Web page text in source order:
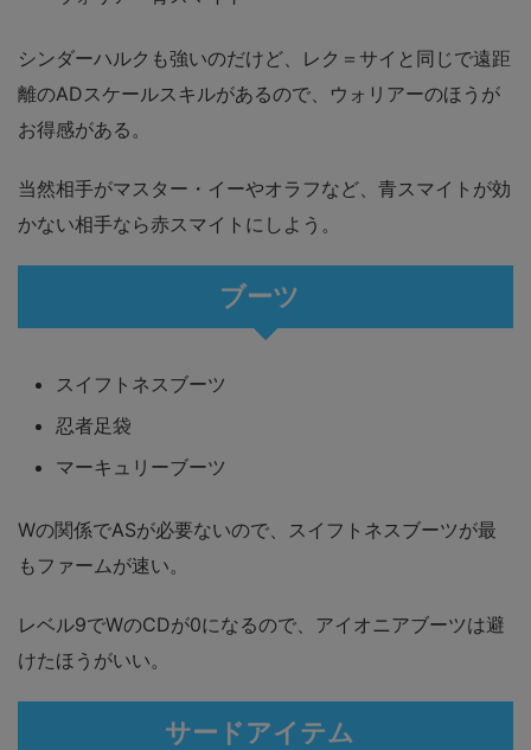
シンダーハルクも強いのだけど、レク＝サイと同じで遠距
離のADスケールスキルがあるので、ウォリアーのほうが
お得感がある。
当然相手がマスター・イーやオラフなど、青スマイトが効
かない相手なら赤スマイトにしよう。
ブーツ
スイフトネスブーツ
忍者足袋
マーキュリーブーツ
Wの関係でASが必要ないので、スイフトネスブーツが最
もファームが速い。
レベル9でWのCDが0になるので、アイオニアブーツは避
けたほうがいい。
サードアイテム